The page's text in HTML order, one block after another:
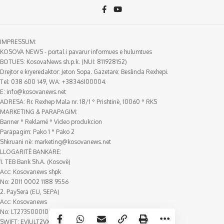
IMPRESSUM:
KOSOVA NEWS - portal i pavarur informues e hulumtues
BOTUES: KosovaNews sh.p.k. (NUI: 811928152)
Drejtor e kryeredaktor: Jeton Sopa. Gazetare: Beslinda Rexhepi.
Tel: 038 600 149, WA: +38346100004.
E: info@kosovanews.net
ADRESA: Rr. Rexhep Mala nr. 18/1 ° Prishtinë, 10060 ° RKS
MARKETING & PARAPAGIM:
Banner ° Reklamë ° Video produkcion
Parapagim: Pako 1 ° Pako 2
Shkruani në: marketing@kosovanews.net
LLOGARITË BANKARE:
1. TEB Bank Sh.A. (Kosovë)
Acc: Kosovanews shpk
No: 2011 0002 1188 9556
2. PaySera (EU, SEPA)
Acc: Kosovanews
No: LT273500010018388807
SWIFT: EVIULT2VXXX